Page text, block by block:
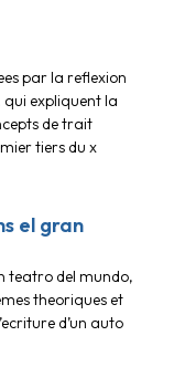
par la reflexion
expliquent la
de trait
tiers du x
el gran
teatro del mundo,
theoriques et
d’un auto